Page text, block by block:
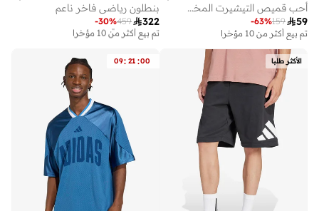
أحب قميص التيشيرت المخطط
59
159
-63%
تم بيع أكثر من 10 مؤخرا
بنطلون رياضي فاخر ناعم
322
459
-30%
توصيل مجاني
تم بيع أكثر من 10 مؤخرا
الأكثر طلبا 09: 21 :00